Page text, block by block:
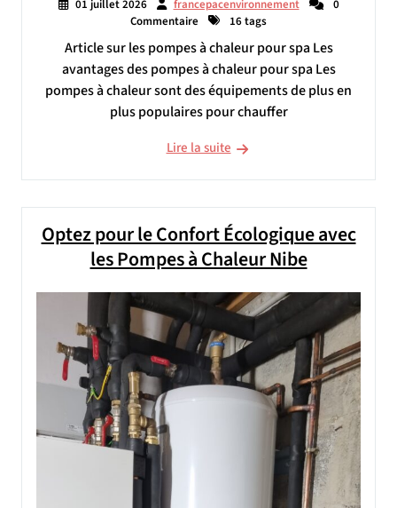
01 juillet 2026 francepacenvironnement
0
Commentaire
16 tags
Article sur les pompes à chaleur pour spa Les
avantages des pompes à chaleur pour spa Les
pompes à chaleur sont des équipements de plus en
plus populaires pour chauffer
Lire la suite
Optez pour le Confort Écologique avec
les Pompes à Chaleur Nibe